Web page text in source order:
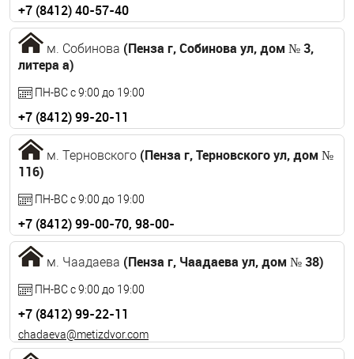
+7 (8412) 40-57-40
natali@metizdvor.com
м. Собинова (Пенза г, Собинова ул, дом № 3,
литера а)
ПН-ВС с 9:00 до 19:00
+7 (8412) 99-20-11
sobinova-md@metizdvor.com
м. Терновского (Пенза г, Терновского ул, дом №
116)
ПН-ВС с 9:00 до 19:00
+7 (8412) 99-00-70, 98-00-
01
ternovka@metizdvor.com
м. Чаадаева (Пенза г, Чаадаева ул, дом № 38)
ПН-ВС с 9:00 до 19:00
+7 (8412) 99-22-11
chadaeva@metizdvor.com